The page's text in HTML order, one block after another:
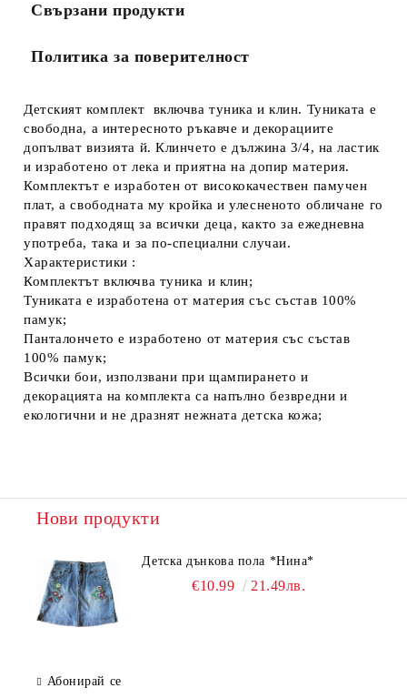
Свързани продукти
Политика за поверителност
Детският комплект включва туника и клин. Туниката е
свободна, а интересното ръкавче и декорациите
допълват визията й. Клинчето е дължина 3/4, на ластик
и изработено от лека и приятна на допир материя.
Комплектът е изработен от висококачествен памучен
плат, а свободната му кройка и улесненото обличане го
правят подходящ за всички деца, както за ежедневна
употреба, така и за по-специални случаи.
Характеристики :
Комплектът включва туника и клин;
Туниката е изработена от материя със състав 100%
памук;
Панталончето е изработено от материя със състав
100% памук;
Всички бои, използвани при щампирането и
декорацията на комплекта са напълно безвредни и
екологични и не дразнят нежната детска кожа;
Нови продукти
Детска дънкова пола *Нина*
€10.99 21.49лв.
Абонирай се